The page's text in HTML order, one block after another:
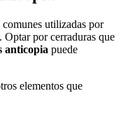
utilizadas por
Optar por cerraduras que
anticopia puede
elementos que